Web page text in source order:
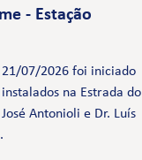
- Estação
21/07/2026 foi iniciado
na Estrada do
Antonioli e Dr. Luís